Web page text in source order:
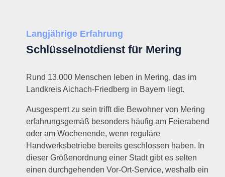
Langjährige Erfahrung
Schlüsselnotdienst für Mering
Rund 13.000 Menschen leben in Mering, das im
Landkreis Aichach-Friedberg in Bayern liegt.
Ausgesperrt zu sein trifft die Bewohner von Mering
erfahrungsgemäß besonders häufig am Feierabend
oder am Wochenende, wenn reguläre
Handwerksbetriebe bereits geschlossen haben. In
dieser Größenordnung einer Stadt gibt es selten
einen durchgehenden Vor-Ort-Service, weshalb ein